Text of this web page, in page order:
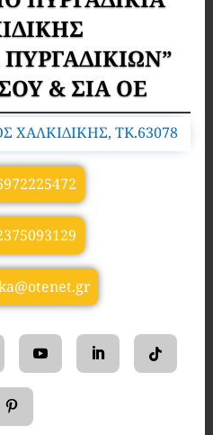
& ΣΙΑ ΟΕ
ΧΑΛΚΙΔΙΚΗΣ, TK.63078